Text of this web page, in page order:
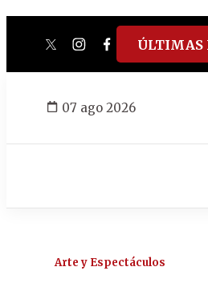
twitterinstagram
facebook
tiktok
ÚLTIMAS
07 ago 2026
Arte y Espectáculos